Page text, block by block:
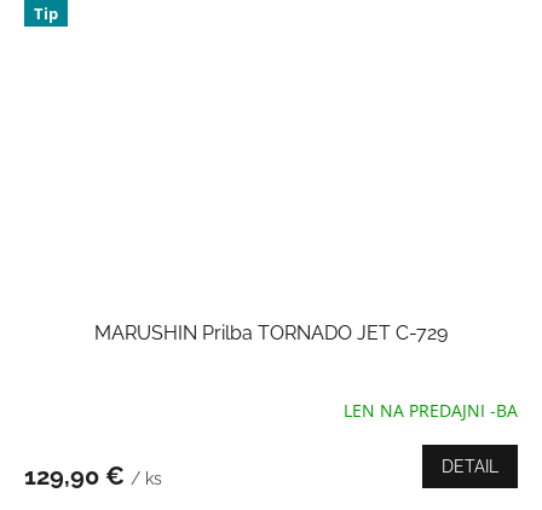
Tip
MARUSHIN Prilba TORNADO JET C-729
je
LEN NA PREDAJNI -BA
129,90 € / ks
DETAIL